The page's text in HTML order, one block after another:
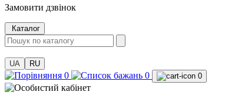
Замовити дзвінок
Каталог
UA RU
0 0 0